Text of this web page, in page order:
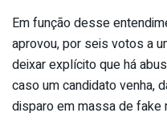
Em função desse
aprovou, por seis votos a
deixar explícito que há
caso um candidato venha,
disparo em massa de fake